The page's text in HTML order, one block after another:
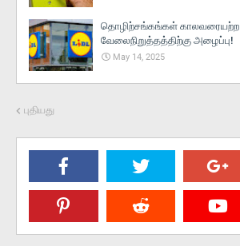
தொழிற்சங்கங்கள் காலவரையற்ற
வேலைநிறுத்தத்திற்கு அழைப்பு!
May 14, 2025
புதியது